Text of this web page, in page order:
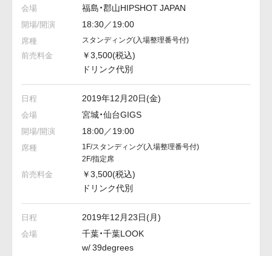
福島・郡山HIPSHOT JAPAN
18:30／19:00
スタンディング(入場整理番号付)
￥3,500(税込)
ドリンク代別
2019年12月20日(金)
宮城・仙台GIGS
18:00／19:00
1F/スタンディング(入場整理番号付)
2F/指定席
￥3,500(税込)
ドリンク代別
2019年12月23日(月)
千葉・千葉LOOK
w/ 39degrees